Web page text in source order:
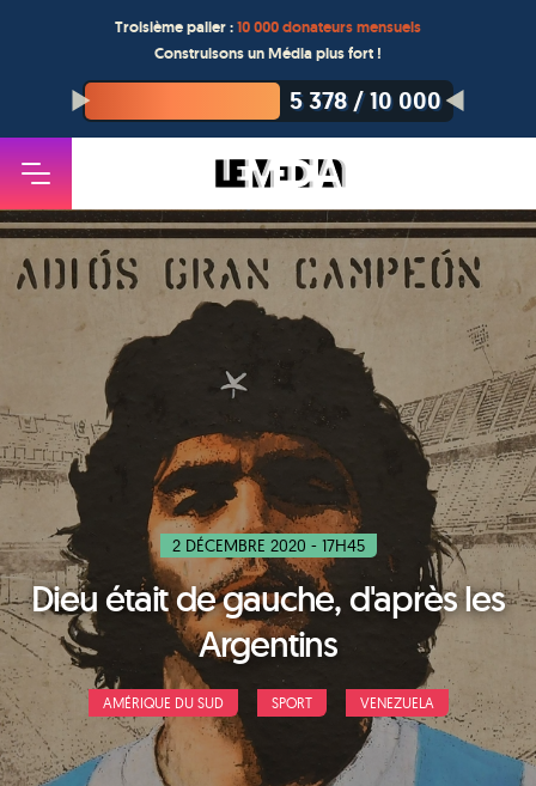
Troisième palier :10 000 donateurs mensuels
Construisons un Média plus fort !
5 378/10 000
2 DÉCEMBRE 2020 - 17H45
Dieu était de gauche, d'après les
Argentins
AMÉRIQUE DU SUD SPORT VENEZUELA